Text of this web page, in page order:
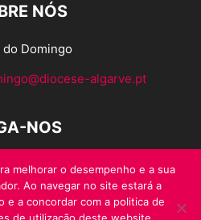
NÓS
do Domingo
algarve.pt
NOS
melhorar o desempenho e a sua
Ao navegar no site estará a
e a concordar com a politica de